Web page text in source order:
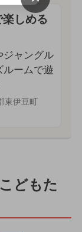
しめる
ジャングル
ルームで遊
東伊豆町
どもた